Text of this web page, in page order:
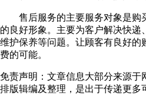
售后服务的主要服务对象是购
的良好形象。主要为客户解决快递
维护保养等问题。让顾客有良好的
费的可能。
免责声明：文章信息大部分来源
排版辑编及整理，是出于传递更多